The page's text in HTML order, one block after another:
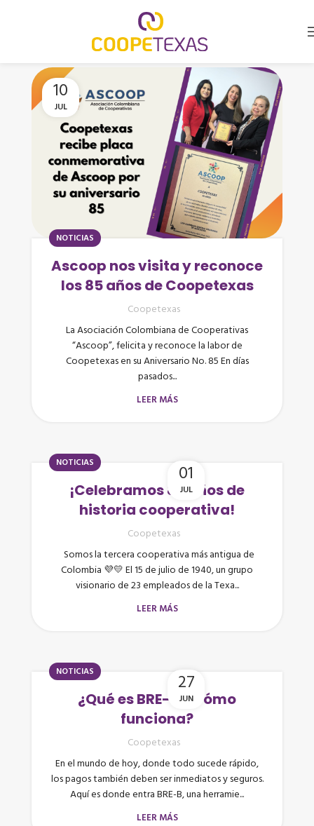
10
JUL
NOTICIAS
Ascoop nos visita y reconoce
los 85 años de Coopetexas
Coopetexas
La Asociación Colombiana de Cooperativas
“Ascoop”, felicita y reconoce la labor de
Coopetexas en su Aniversario No. 85 En días
pasados...
LEER MÁS
01
JUL
NOTICIAS
¡Celebramos 85 años de
historia cooperativa!
Coopetexas
Somos la tercera cooperativa más antigua de
Colombia 💜💛 El 15 de julio de 1940, un grupo
visionario de 23 empleados de la Texa...
LEER MÁS
27
JUN
NOTICIAS
¿Qué es BRE-B y cómo
funciona?
Coopetexas
En el mundo de hoy, donde todo sucede rápido,
los pagos también deben ser inmediatos y seguros.
Aquí es donde entra BRE-B, una herramie...
LEER MÁS